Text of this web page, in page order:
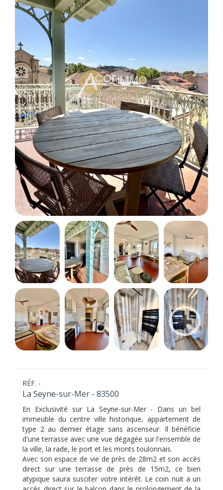
RÉF. -
La Seyne-sur-Mer - 83500
En Exclusivité sur La Seyne-sur-Mer - Dans un bel
immeuble du centre ville historique, appartement de
type 2 au dernier étage sans ascenseur. Il bénéficie
d'une terrasse avec une vue dégagée sur l'ensemble de
la ville, la rade, le port et les monts toulonnais.
Avec son espace de vie de près de 28m2 et son accès
direct sur une terrasse de près de 15m2, ce bien
atypique saura susciter votre intérêt. Le coin nuit a un